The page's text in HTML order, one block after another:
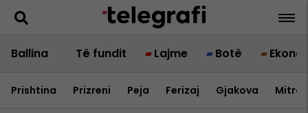
Ballina Të fundit Lajme Botë
Prishtina Prizreni Peja Ferizaj Gjakova